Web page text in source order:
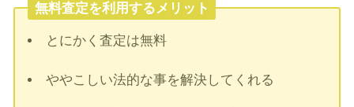
無料査定を利用するメリット
とにかく査定は無料
ややこしい法的な事を解決してくれる